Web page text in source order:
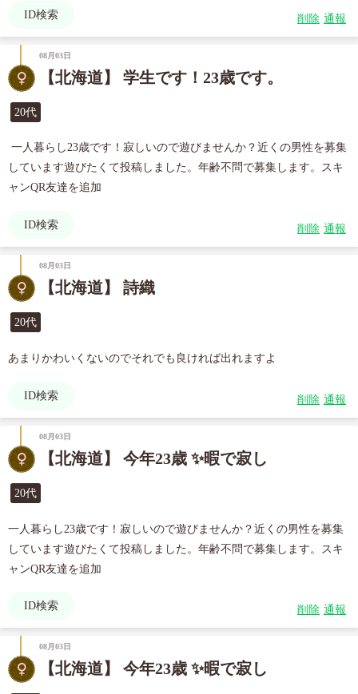
ID検索 削除 通報
08月03日
【北海道】 学生です！23歳です。
20代
しています遊びたくて投稿しました。年齢不問で募集します。スキ
ャンQR友達を追加
ID検索 削除 通報
08月03日
【北海道】 詩織
20代
あまりかわいくないのでそれでも良ければ出れますよ
ID検索 削除 通報
08月03日
【北海道】 今年23歳 ✨暇で寂し
20代
一人暮らし23歳です！寂しいので遊びませんか？近くの男性を募集
しています遊びたくて投稿しました。年齢不問で募集します。スキ
ャンQR友達を追加
ID検索 削除 通報
08月03日
【北海道】 今年23歳 ✨暇で寂し